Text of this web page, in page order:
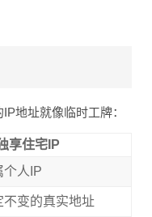
地址就像临时工牌：
享住宅IP
个人IP
不变的真实地址